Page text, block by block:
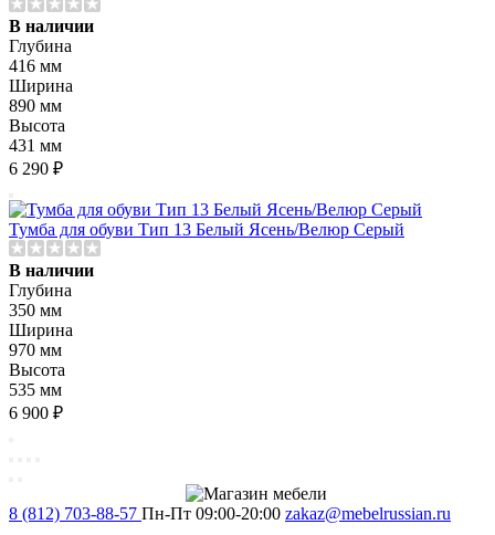
В наличии
Глубина
416 мм
Ширина
890 мм
Высота
431 мм
6 290 ₽
Тумба для обуви Тип 13 Белый Ясень/Велюр Серый
В наличии
Глубина
350 мм
Ширина
970 мм
Высота
535 мм
6 900 ₽
8 (812) 703-88-57 Пн-Пт 09:00-20:00 zakaz@mebelrussian.ru